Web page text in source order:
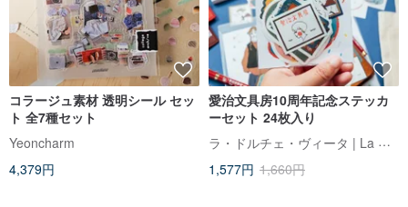
コラージュ素材 透明シール セッ
ト 全7種セット
Yeoncharm
4,379円
愛治文具房10周年記念ステッカ
ーセット 24枚入り
ラ・ドルチェ・ヴィータ | La Dolce Vita
1,577円 1,660円